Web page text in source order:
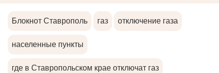
Блокнот Ставрополь газ отключение газа
населенные пункты
где в Ставропольском крае отключат газ